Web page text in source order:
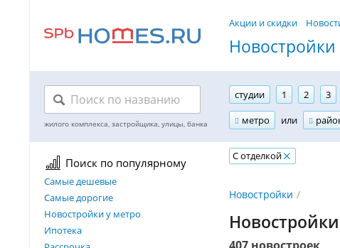
Акции и скидки
Новостройки
студии 1 2 3
метро
или
Поиск по популярному
Самые дешевые
Самые дорогие
Новостройки у метро
Ипотека
С отделкой
Новостройки